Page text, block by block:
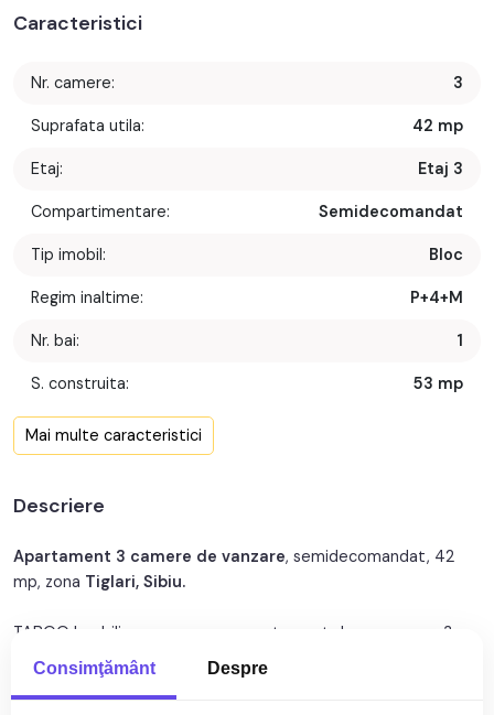
Caracteristici
Nr. camere: 3
Suprafata utila: 42 mp
Etaj: Etaj 3
Compartimentare: Semidecomandat
Tip imobil: Bloc
Regim inaltime: P+4+M
Nr. bai: 1
S. construita: 53 mp
Confort:
Nr. balcoane:
An constructie: 1980
Mai multe caracteristici
Descriere
Apartament 3 camere de vanzare, semidecomandat, 42
mp, zona Tiglari, Sibiu.
TABOO Imobiliare propune un apartament de vanzare cu 3
camere, semidecomandat, situat in localitatea Sibiu, zona
Tiglari, aflat la etajul intermediar 3 intr-un imobil tip bloc cu
Consimţământ Despre